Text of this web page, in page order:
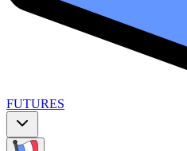
FUTURES